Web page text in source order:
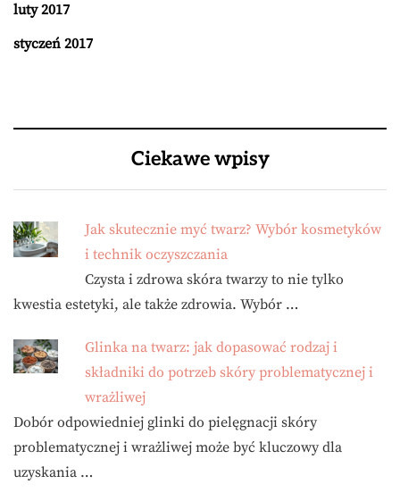
luty 2017
styczeń 2017
Ciekawe wpisy
Jak skutecznie myć twarz? Wybór kosmetyków
i technik oczyszczania
Czysta i zdrowa skóra twarzy to nie tylko
kwestia estetyki, ale także zdrowia. Wybór …
Glinka na twarz: jak dopasować rodzaj i
składniki do potrzeb skóry problematycznej i
wrażliwej
Dobór odpowiedniej glinki do pielęgnacji skóry
problematycznej i wrażliwej może być kluczowy dla
uzyskania …